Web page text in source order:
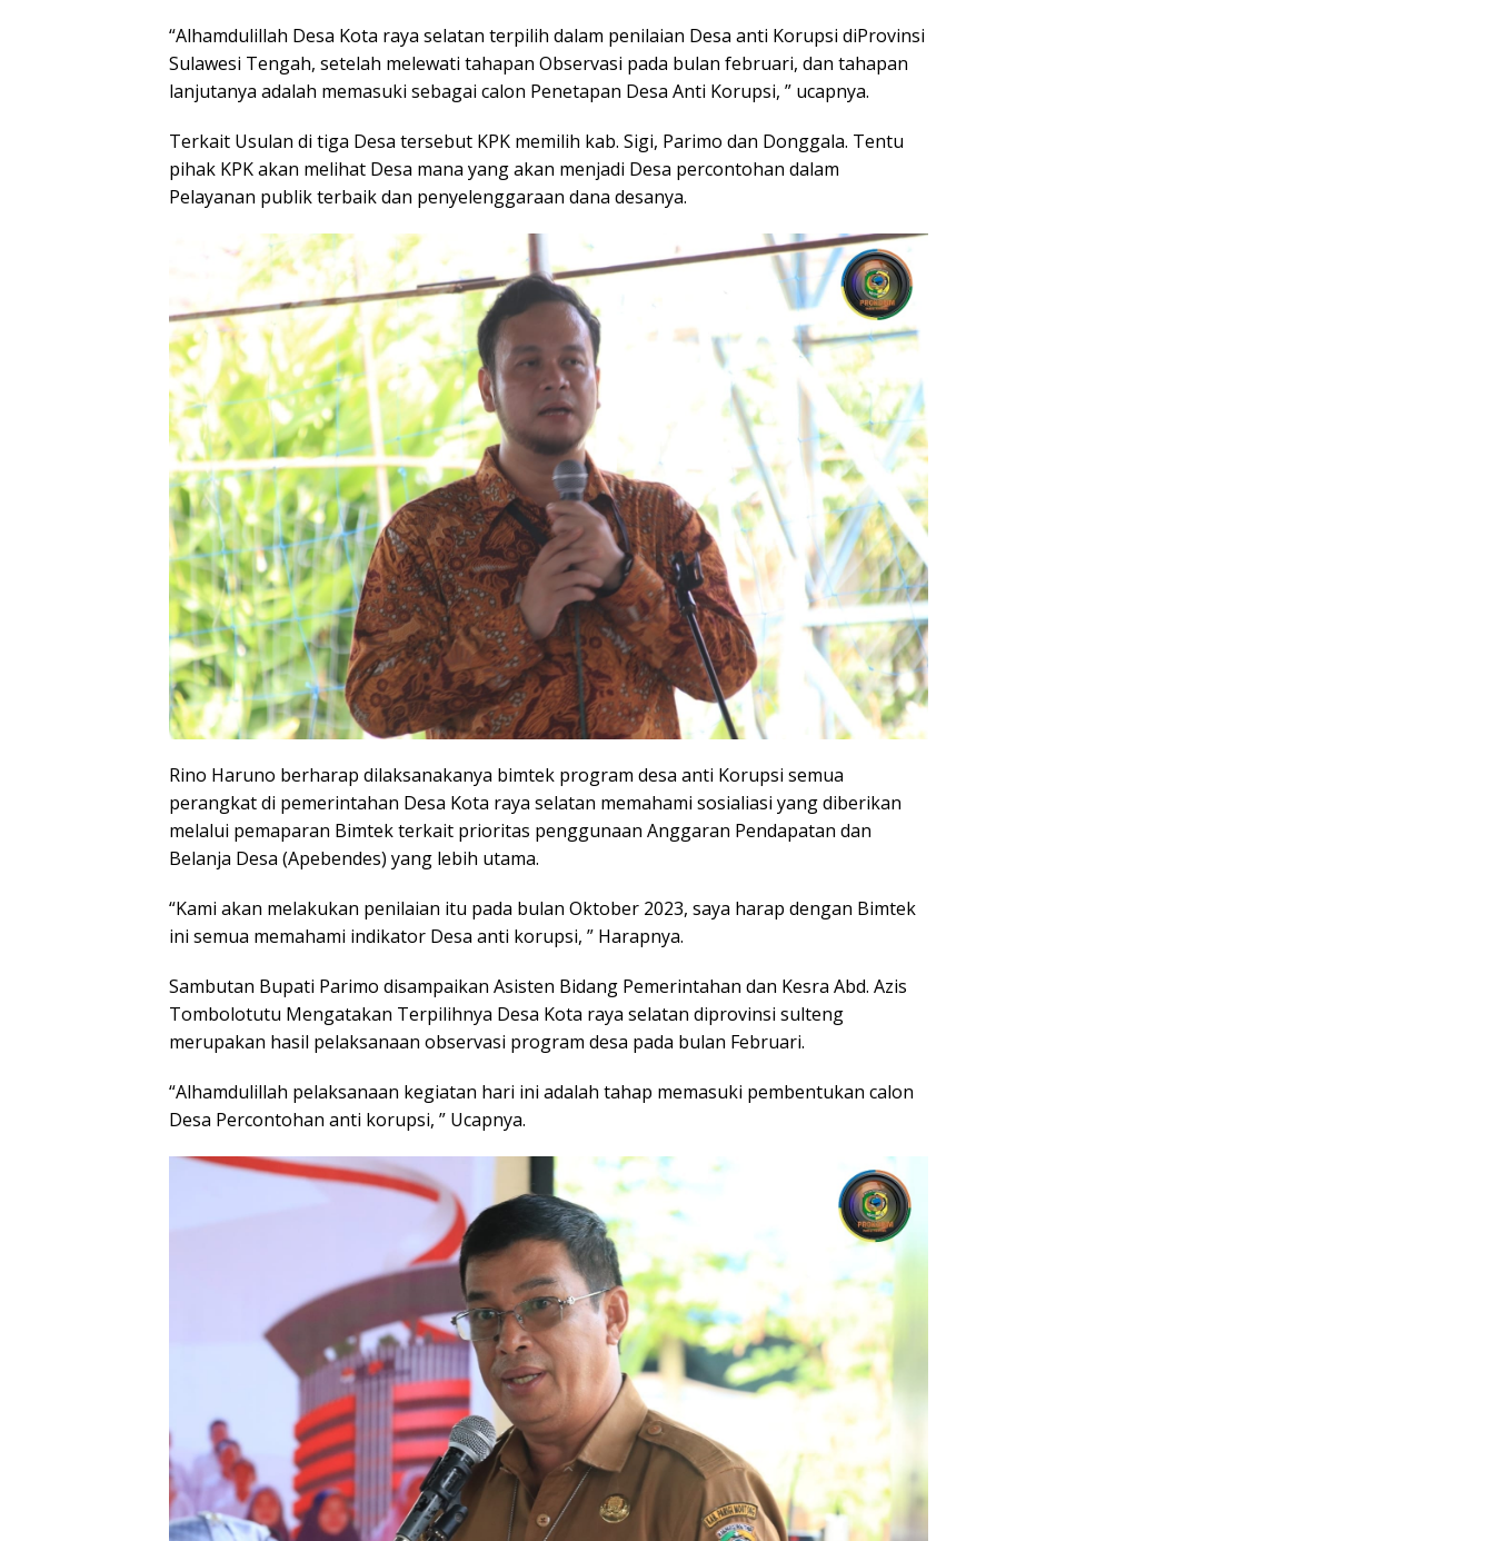
“Alhamdulillah Desa Kota raya selatan terpilih dalam penilaian Desa anti Korupsi diProvinsi
Sulawesi Tengah, setelah melewati tahapan Observasi pada bulan februari, dan tahapan
lanjutanya adalah memasuki sebagai calon Penetapan Desa Anti Korupsi, ” ucapnya.
Terkait Usulan di tiga Desa tersebut KPK memilih kab. Sigi, Parimo dan Donggala. Tentu
pihak KPK akan melihat Desa mana yang akan menjadi Desa percontohan dalam
Pelayanan publik terbaik dan penyelenggaraan dana desanya.
Rino Haruno berharap dilaksanakanya bimtek program desa anti Korupsi semua
perangkat di pemerintahan Desa Kota raya selatan memahami sosialiasi yang diberikan
melalui pemaparan Bimtek terkait prioritas penggunaan Anggaran Pendapatan dan
Belanja Desa (Apebendes) yang lebih utama.
“Kami akan melakukan penilaian itu pada bulan Oktober 2023, saya harap dengan Bimtek
ini semua memahami indikator Desa anti korupsi, ” Harapnya.
Sambutan Bupati Parimo disampaikan Asisten Bidang Pemerintahan dan Kesra Abd. Azis
Tombolotutu Mengatakan Terpilihnya Desa Kota raya selatan diprovinsi sulteng
merupakan hasil pelaksanaan observasi program desa pada bulan Februari.
“Alhamdulillah pelaksanaan kegiatan hari ini adalah tahap memasuki pembentukan calon
Desa Percontohan anti korupsi, ” Ucapnya.